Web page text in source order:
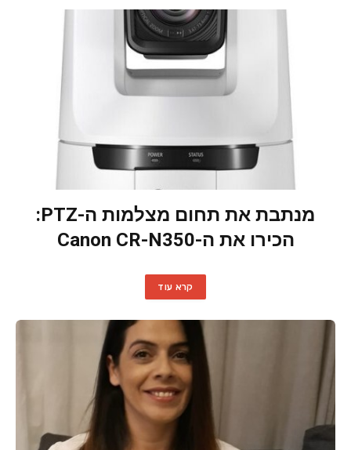
מנתבת את תחום מצלמות ה-PTZ:
הכירו את ה-Canon CR-N350
קרא עוד